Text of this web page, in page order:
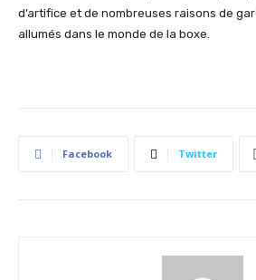
d’artifice et de nombreuses raisons de
allumés dans le monde de la boxe.
Facebook Twitter